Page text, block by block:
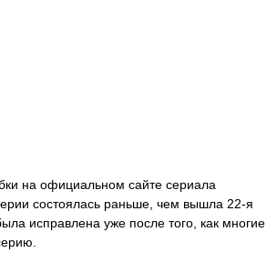
на официальном сайте сериала
состоялась раньше, чем вышла 22-я
исправлена уже после того, как многие